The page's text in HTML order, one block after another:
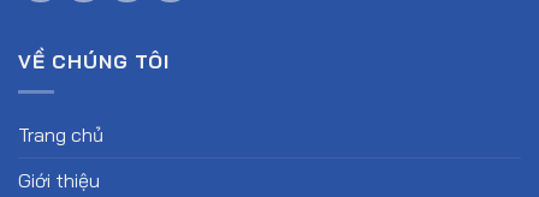
VỀ CHÚNG TÔI
Trang chủ
Giới thiệu